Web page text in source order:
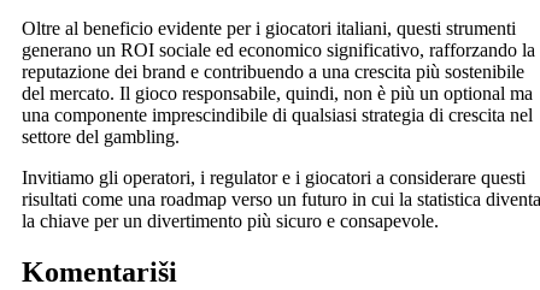
Oltre al beneficio evidente per i giocatori italiani, questi strumenti
generano un ROI sociale ed economico significativo, rafforzando la
reputazione dei brand e contribuendo a una crescita più sostenibile
del mercato. Il gioco responsabile, quindi, non è più un optional ma
una componente imprescindibile di qualsiasi strategia di crescita nel
settore del gambling.
Invitiamo gli operatori, i regulator e i giocatori a considerare questi
risultati come una roadmap verso un futuro in cui la statistica diventa
la chiave per un divertimento più sicuro e consapevole.
Komentariši